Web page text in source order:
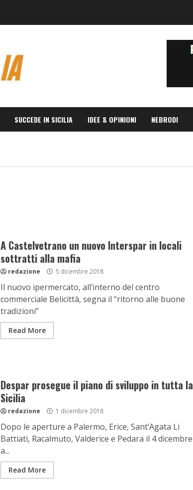
SUCCEDE IN SICILIA IDEE & OPINIONI NEBRODI
A Castelvetrano un nuovo Interspar in locali
sottratti alla mafia
redazione 5 dicembre 2018
Il nuovo ipermercato, all’interno del centro
commerciale Belicittà, segna il “ritorno alle buone
tradizioni”
Read More
Despar prosegue il piano di sviluppo in tutta la
Sicilia
redazione 1 dicembre 2018
Dopo le aperture a Palermo, Erice, Sant’Agata Li
Battiati, Racalmuto, Valderice e Pedara il 4 dicembre
a...
Read More